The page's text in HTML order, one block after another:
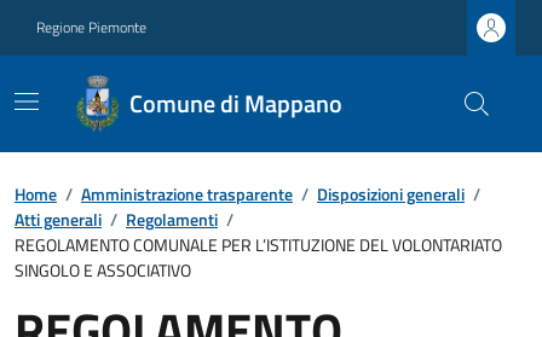
Regione Piemonte
Comune di Mappano
Home / Amministrazione trasparente / Disposizioni generali /
Atti generali / Regolamenti /
REGOLAMENTO COMUNALE PER L’ISTITUZIONE DEL VOLONTARIATO
SINGOLO E ASSOCIATIVO